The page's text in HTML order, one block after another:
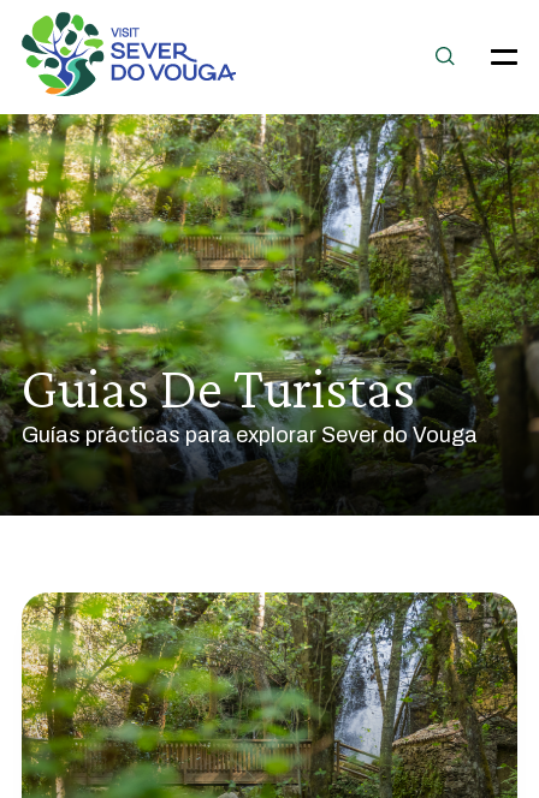
Guias De Turistas
Guías prácticas para explorar Sever do Vouga